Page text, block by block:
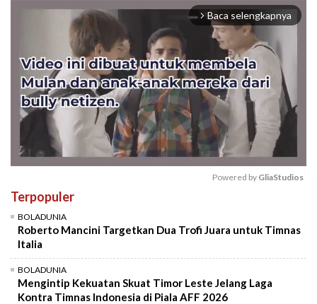
arrow_forward_ios Baca selengkapnya
Powered by GliaStudios
Terpopuler
BOLADUNIA
Roberto Mancini Targetkan Dua Trofi Juara untuk Timnas
Italia
BOLADUNIA
Mengintip Kekuatan Skuat Timor Leste Jelang Laga
Kontra Timnas Indonesia di Piala AFF 2026